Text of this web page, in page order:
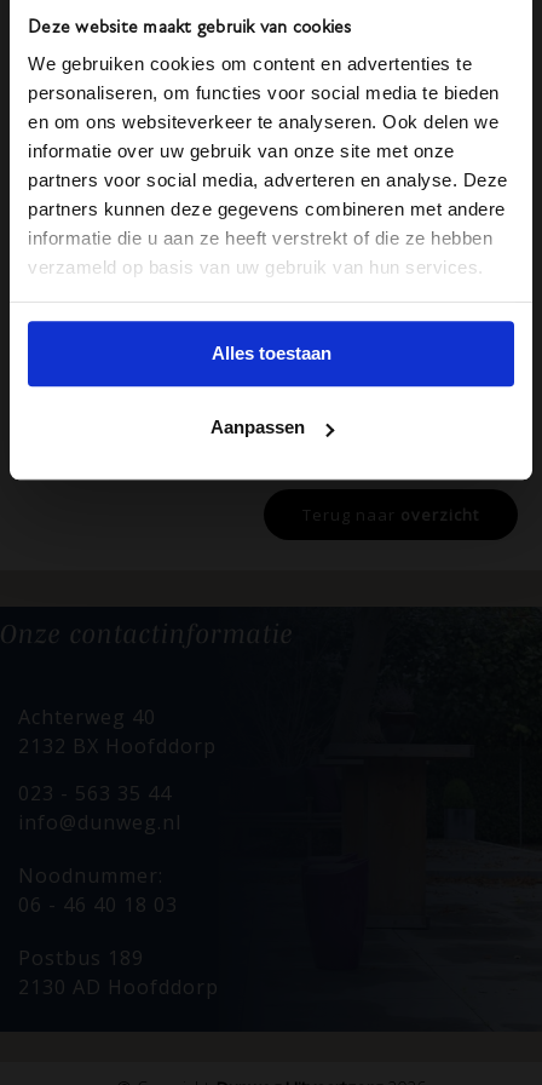
Deze website maakt gebruik van cookies
We gebruiken cookies om content en advertenties te
personaliseren, om functies voor social media te bieden
en om ons websiteverkeer te analyseren. Ook delen we
informatie over uw gebruik van onze site met onze
partners voor social media, adverteren en analyse. Deze
partners kunnen deze gegevens combineren met andere
informatie die u aan ze heeft verstrekt of die ze hebben
verzameld op basis van uw gebruik van hun services.
Alles toestaan
Aanpassen
hondenbezitters…”
Bron: Haarlems Dagblad
Terug naar overzicht
Onze contactinformatie
Achterweg 40
2132 BX Hoofddorp
023 - 563 35 44
info@dunweg.nl
Noodnummer:
06 - 46 40 18 03
Postbus 189
2130 AD Hoofddorp